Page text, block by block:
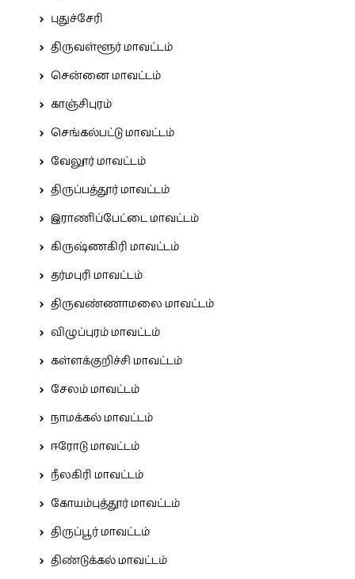
புதுச்சேரி
திருவள்ளூர் மாவட்டம்
சென்னை மாவட்டம்
காஞ்சிபுரம்
செங்கல்பட்டு மாவட்டம்
வேலூர் மாவட்டம்
திருப்பத்தூர் மாவட்டம்
இராணிப்பேட்டை மாவட்டம்
கிருஷ்ணகிரி மாவட்டம்
தர்மபுரி மாவட்டம்
திருவண்ணாமலை மாவட்டம்
விழுப்புரம் மாவட்டம்
கள்ளக்குறிச்சி மாவட்டம்
சேலம் மாவட்டம்
நாமக்கல் மாவட்டம்
ஈரோடு மாவட்டம்
நீலகிரி மாவட்டம்
கோயம்புத்தூர் மாவட்டம்
திருப்பூர் மாவட்டம்
திண்டுக்கல் மாவட்டம்